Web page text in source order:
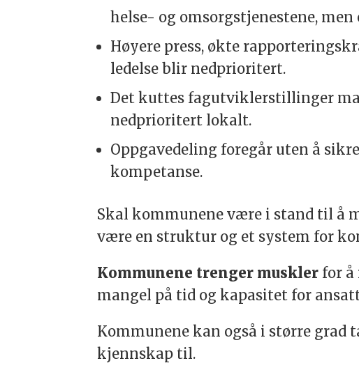
helse- og omsorgstjenestene,
Høyere press, økte
ledelse blir nedprioritert.
Det kuttes fagutviklerstillinger
nedprioritert lokalt.
Oppgavedeling foregår uten å
kompetanse.
Skal kommunene være i stand til å
være en struktur og et system for
Kommunene trenger muskler for
mangel på tid og kapasitet for
Kommunene kan også i større grad
kjennskap til.